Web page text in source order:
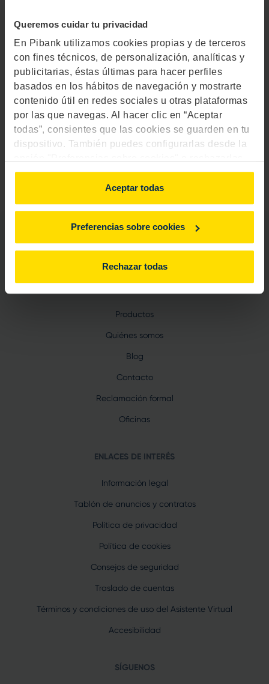
Queremos cuidar tu privacidad
En Pibank utilizamos cookies propias y de terceros
con fines técnicos, de personalización, analíticas y
publicitarias, éstas últimas para hacer perfiles
basados en los hábitos de navegación y mostrarte
contenido útil en redes sociales u otras plataformas
por las que navegas. Al hacer clic en “Aceptar
todas”, consientes que las cookies se guarden en tu
dispositivo. También puedes configurarlas desde la
Para más información, consultaaquí.
Aceptar todas
Preferencias sobre cookies
Rechazar todas
Pagar con tu móvil te
conviene.
Google Pay
Productos
Quiénes somos
Blog
Contacto
Reclamación formal
Oficinas
ENLACES DE INTERÉS
Información legal
Tablón de anuncios y contratos
Política de privacidad
Política de cookies
Consejos de seguridad
Traslado de cuentas
Términos y condiciones de uso del Asistente Virtual
Accesibilidad
SÍGUENOS